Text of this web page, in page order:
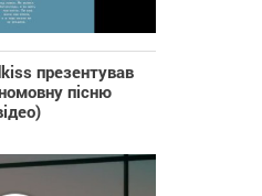
презентував
пісню